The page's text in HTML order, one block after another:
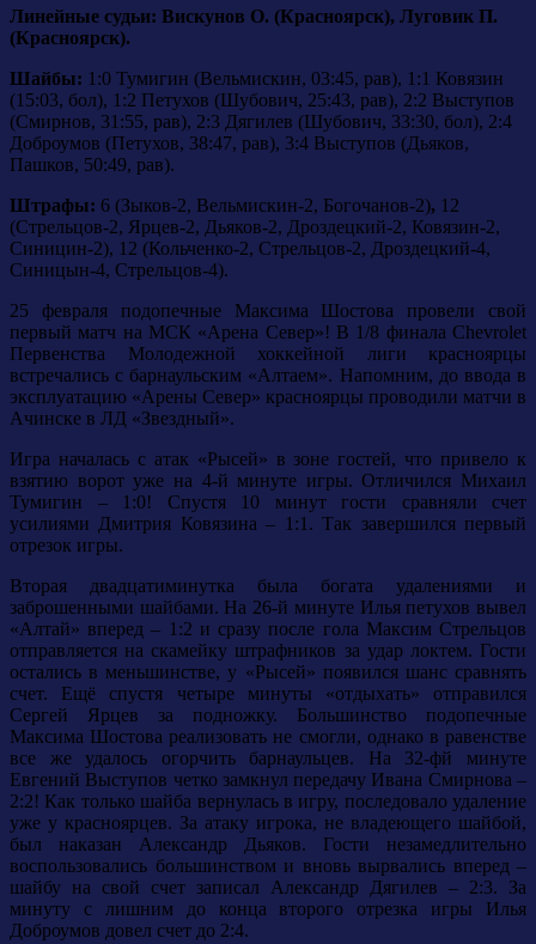
Линейные судьи: Вискунов О. (Красноярск), Луговик П.
(Красноярск).
Шайбы: 1:0 Тумигин (Вельмискин, 03:45, рав), 1:1 Ковязин
(15:03, бол), 1:2 Петухов (Шубович, 25:43, рав), 2:2 Выступов
(Смирнов, 31:55, рав), 2:3 Дягилев (Шубович, 33:30, бол), 2:4
Доброумов (Петухов, 38:47, рав), 3:4 Выступов (Дьяков,
Пашков, 50:49, рав).
Штрафы: 6 (Зыков-2, Вельмискин-2, Богочанов-2), 12
(Стрельцов-2, Ярцев-2, Дьяков-2, Дроздецкий-2, Ковязин-2,
Синицин-2), 12 (Кольченко-2, Стрельцов-2, Дроздецкий-4,
Синицын-4, Стрельцов-4).
25 февраля подопечные Максима Шостова провели свой
первый матч на МСК «Арена Север»! В 1/8 финала Chevrolet
Первенства Молодежной хоккейной лиги красноярцы
встречались с барнаульским «Алтаем». Напомним, до ввода в
эксплуатацию «Арены Север» красноярцы проводили матчи в
Ачинске в ЛД «Звездный».
Игра началась с атак «Рысей» в зоне гостей, что привело к
взятию ворот уже на 4-й минуте игры. Отличился Михаил
Тумигин – 1:0! Спустя 10 минут гости сравняли счет
усилиями Дмитрия Ковязина – 1:1. Так завершился первый
отрезок игры.
Вторая двадцатиминутка была богата удалениями и
заброшенными шайбами. На 26-й минуте Илья петухов вывел
«Алтай» вперед – 1:2 и сразу после гола Максим Стрельцов
отправляется на скамейку штрафников за удар локтем. Гости
остались в меньшинстве, у «Рысей» появился шанс сравнять
счет. Ещё спустя четыре минуты «отдыхать» отправился
Сергей Ярцев за подножку. Большинство подопечные
Максима Шостова реализовать не смогли, однако в равенстве
все же удалось огорчить барнаульцев. На 32-фй минуте
Евгений Выступов четко замкнул передачу Ивана Смирнова –
2:2! Как только шайба вернулась в игру, последовало удаление
уже у красноярцев. За атаку игрока, не владеющего шайбой,
был наказан Александр Дьяков. Гости незамедлительно
воспользовались большинством и вновь вырвались вперед –
шайбу на свой счет записал Александр Дягилев – 2:3. За
минуту с лишним до конца второго отрезка игры Илья
Доброумов довел счет до 2:4.